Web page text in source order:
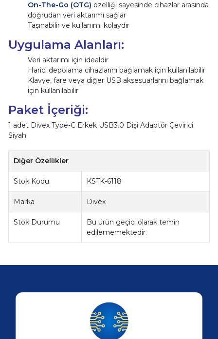
On-The-Go (OTG) özelliği sayesinde cihazlar arasında
doğrudan veri aktarımı sağlar
Taşınabilir ve kullanımı kolaydır
Uygulama Alanları:
Veri aktarımı için idealdir
Harici depolama cihazlarını bağlamak için kullanılabilir
Klavye, fare veya diğer USB aksesuarlarını bağlamak
için kullanılabilir
Paket İçeriği:
1 adet Divex Type-C Erkek USB3.0 Dişi Adaptör Çevirici
Siyah
Diğer Özellikler
Stok Kodu KSTK-6118
Marka Divex
Stok Durumu
Bu ürün geçici olarak temin
edilememektedir.